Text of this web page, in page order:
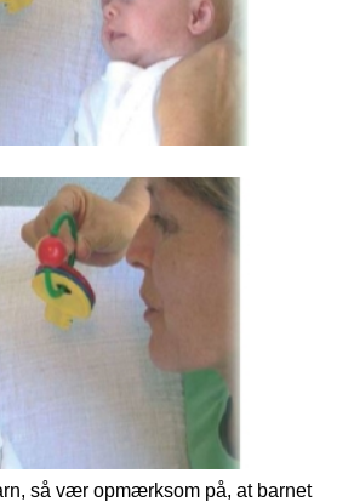
så vær opmærksom på, at barnet